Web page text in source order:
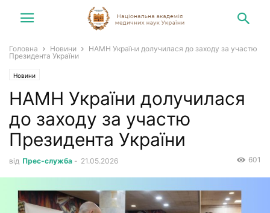
Головна Новини
НАМН України долучилася до заходу за участю
Президента України
Новини
НАМН України долучилася
до заходу за участю
Президента України
від Прес-служба - 21.05.2026 601